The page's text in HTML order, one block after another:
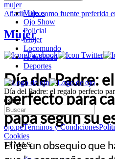
Videos
Ojo Show
Policial
Mujer
Locomundo
Actualidad
Deportes
Día del Padre: el regalo perfecto
estilo
ojo.peTérminos y Condiciones
Cookies
TEMAS:
mujer
AñadirOjocomo fuente preferida
Mujer
Día del Padre:
perfecto para
papá según su
Elige un obsequio que